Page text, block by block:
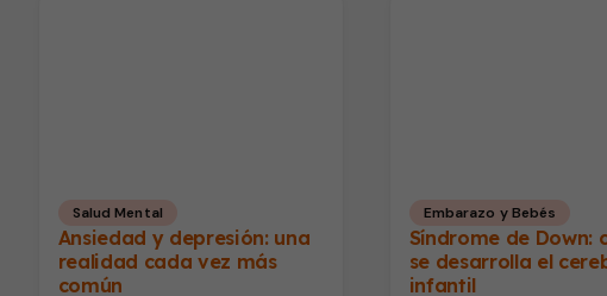
Salud Mental
Ansiedad y depresión: una
realidad cada vez más
común
Embarazo y Bebés
Síndrome de Down:
se desarrolla el
infantil